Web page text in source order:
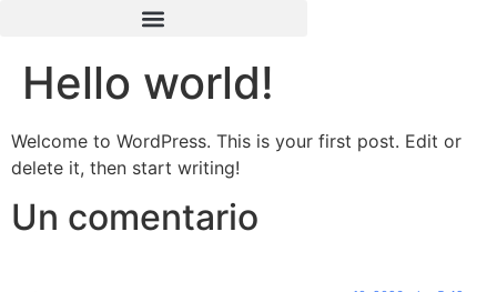
Hello world!
Welcome to WordPress. This is your first post. Edit or
delete it, then start writing!
Un comentario